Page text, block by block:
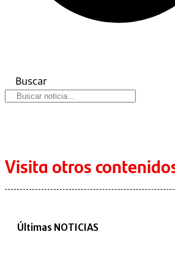
Buscar
Visita otros
Últimas NOTICIAS